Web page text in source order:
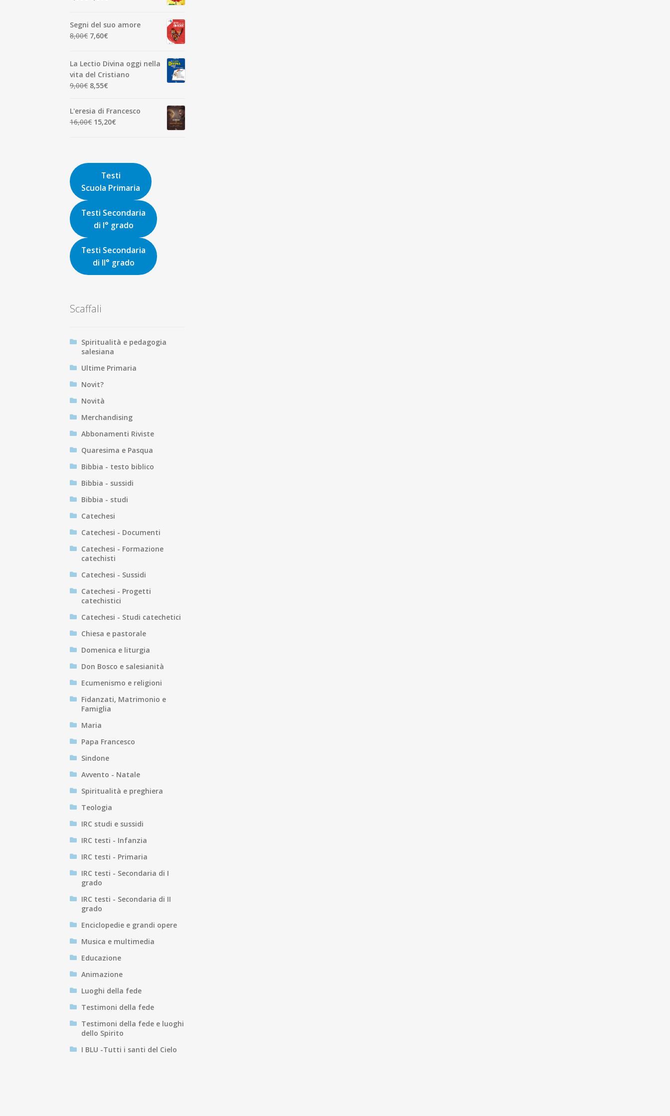
7,00€.
era:
1,90€.
è:
Segni del suo amore
8,00€ Il
era:
8,00€.
7,60€
è:
7,60€.
La Lectio Divina oggi nella
vita del Cristiano
9,00€ Il
originale
era:
9,00€.
8,55€
attuale
è:
L'eresia di Francesco
16,00€ Il
16,00€.
15,20€
15,20€.
Testi
Scuola Primaria
Testi Secondaria
di I° grado
Testi Secondaria
di II° grado
Scaffali
Spiritualità e pedagogia
salesiana
Ultime Primaria
Novit?
Novità
Merchandising
Abbonamenti Riviste
Quaresima e Pasqua
Bibbia - testo biblico
Bibbia - sussidi
Bibbia - studi
Catechesi
Catechesi - Documenti
Catechesi - Formazione
catechisti
Catechesi - Sussidi
Catechesi - Progetti
catechistici
Catechesi - Studi catechetici
Chiesa e pastorale
Domenica e liturgia
Don Bosco e salesianità
Ecumenismo e religioni
Fidanzati, Matrimonio e
Famiglia
Maria
Papa Francesco
Sindone
Avvento - Natale
Spiritualità e preghiera
Teologia
IRC studi e sussidi
IRC testi - Infanzia
IRC testi - Primaria
IRC testi - Secondaria di I
grado
IRC testi - Secondaria di II
grado
Enciclopedie e grandi opere
Musica e multimedia
Educazione
Animazione
Luoghi della fede
Testimoni della fede
Testimoni della fede e luoghi
dello Spirito
I BLU -Tutti i santi del Cielo